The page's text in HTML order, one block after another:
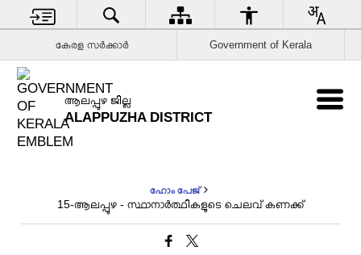
കേരള സര്‍ക്കാര്‍ Government of Kerala
ആലപ്പുഴ ജില്ല
ALAPPUZHA DISTRICT
ഹോം പേജ്
15-ആലപ്പുഴ - സ്ഥാനാർത്ഥികളുടെ ചെലവ് കണക്ക്